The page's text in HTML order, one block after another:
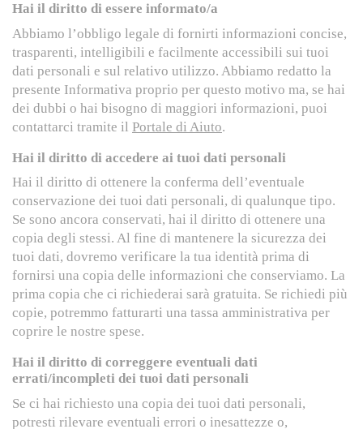
Hai il diritto di essere informato/a
Abbiamo l’obbligo legale di fornirti informazioni concise,
trasparenti, intelligibili e facilmente accessibili sui tuoi
dati personali e sul relativo utilizzo. Abbiamo redatto la
presente Informativa proprio per questo motivo ma, se hai
dei dubbi o hai bisogno di maggiori informazioni, puoi
contattarci tramite il Portale di Aiuto.
Hai il diritto di accedere ai tuoi dati personali
Hai il diritto di ottenere la conferma dell’eventuale
conservazione dei tuoi dati personali, di qualunque tipo.
Se sono ancora conservati, hai il diritto di ottenere una
copia degli stessi. Al fine di mantenere la sicurezza dei
tuoi dati, dovremo verificare la tua identità prima di
fornirsi una copia delle informazioni che conserviamo. La
prima copia che ci richiederai sarà gratuita. Se richiedi più
copie, potremmo fatturarti una tassa amministrativa per
coprire le nostre spese.
Hai il diritto di correggere eventuali dati
errati/incompleti dei tuoi dati personali
Se ci hai richiesto una copia dei tuoi dati personali,
potresti rilevare eventuali errori o inesattezze o,